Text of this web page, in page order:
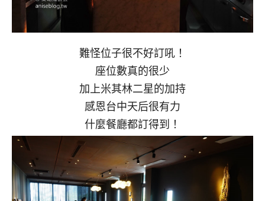
難怪位子很不好訂吼！
座位數真的很少
加上米其林二星的加持
感恩台中天后很有力
什麼餐廳都訂得到！